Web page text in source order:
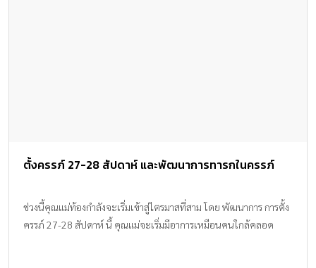
ตั้งครรภ์ 27-28 สัปดาห์ และพัฒนาการทารกในครรภ์
ช่วงนี้คุณแม่ท้องกำลังจะเริ่มเข้าสู่ไตรมาสที่สาม โดย พัฒนาการ การตั้ง
ครรภ์ 27-28 สัปดาห์ นี้ คุณแม่จะเริ่มมีอาการเหมือนคนใกล้คลอด